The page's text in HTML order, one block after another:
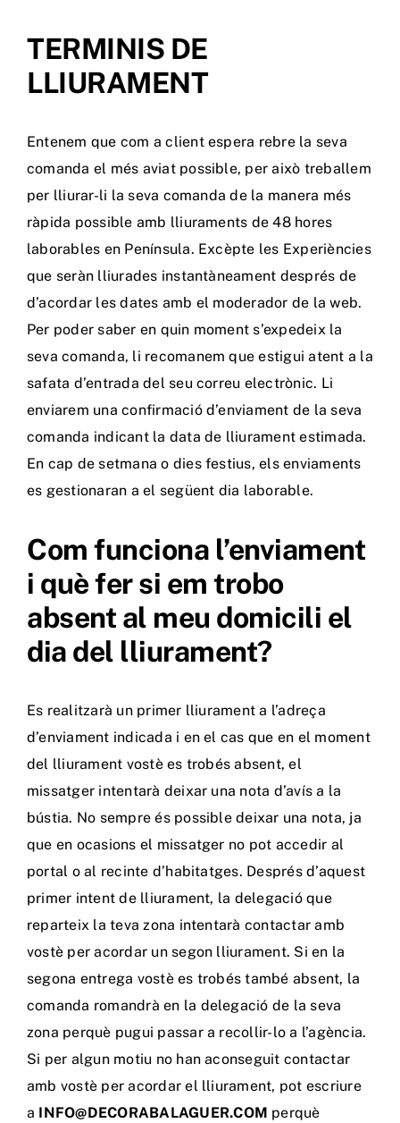
TERMINIS DE
LLIURAMENT
Entenem que com a client espera rebre la seva
comanda el més aviat possible, per això treballem
per lliurar-li la seva comanda de la manera més
ràpida possible amb lliuraments de 48 hores
laborables en Península. Excèpte les Experiències
que seràn lliurades instantàneament després de
d’acordar les dates amb el moderador de la web.
Per poder saber en quin moment s’expedeix la
seva comanda, li recomanem que estigui atent a la
safata d’entrada del seu correu electrònic. Li
enviarem una confirmació d’enviament de la seva
comanda indicant la data de lliurament estimada.
En cap de setmana o dies festius, els enviaments
es gestionaran a el següent dia laborable.
Com funciona l’enviament
i què fer si em trobo
absent al meu domicili el
dia del lliurament?
Es realitzarà un primer lliurament a l’adreça
d’enviament indicada i en el cas que en el moment
del lliurament vostè es trobés absent, el
missatger intentarà deixar una nota d’avís a la
bústia. No sempre és possible deixar una nota, ja
que en ocasions el missatger no pot accedir al
portal o al recinte d’habitatges. Després d’aquest
primer intent de lliurament, la delegació que
reparteix la teva zona intentarà contactar amb
vostè per acordar un segon lliurament. Si en la
segona entrega vostè es trobés també absent, la
comanda romandrà en la delegació de la seva
zona perquè pugui passar a recollir-lo a l’agència.
Si per algun motiu no han aconseguit contactar
amb vostè per acordar el lliurament, pot escriure
a INFO@DECORABALAGUER.COM perquè